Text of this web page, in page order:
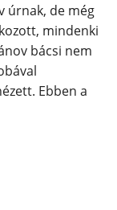
úrnak, de még
mindenki
bácsi nem
Ebben a